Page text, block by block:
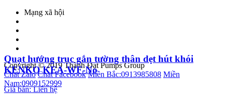
Quạt hướng trục gắn tường thân dẹt hút khói
KENKO KEA-WF-No
Giá bán: Liên hệ
Mạng xã hội
Copyright © 2019 Thành Đạt Pumps Group
Chat Zalo Chat Facebook Miền Bắc:0913985808 Miền
Nam:0909152999